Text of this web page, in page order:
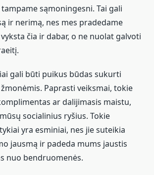
sąmoningesni. Tai gali
ir nerimą, nes mes pradedame
čia ir dabar, o ne nuolat galvoti
gali būti puikus būdas sukurti
Paprasti veiksmai, tokie
ar dalijimasis maistu,
socialinius ryšius. Tokie
yra esminiai, nes jie suteikia
jausmą ir padeda mums jaustis
nuo bendruomenės.